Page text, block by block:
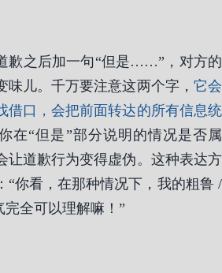
歉之后加一句“但是……”，对方的
味儿。千万要注意这两个字， 它会
借口，会把前面转达的所有信息统
在“但是”部分说明的情况是否属
让道歉行为变得虚伪。这种表达方
“你看，在那种情况下，我的粗鲁 /
全可以理解嘛！”